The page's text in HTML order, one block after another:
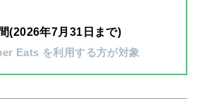
(2026年7月31日まで)
Eats を利用する方が対象